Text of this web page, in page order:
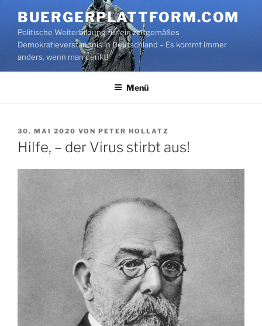
Inhalt
springen
BUERGERPLATTFORM.COM
Politische Weiterbildung für ein zeitgemäßes
Demokratieverständnis in Deutschland – Es kommt immer
anders, wenn man denkt!
Menü
VERÖFFENTLICHT
AM
30. MAI 2020 VON PETER HOLLATZ
Hilfe, – der Virus stirbt aus!